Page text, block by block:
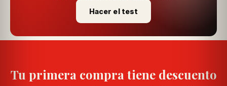
Hacer el test
Tu primera compra tiene descuento